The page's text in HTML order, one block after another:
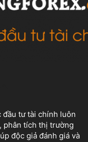
tư tài chính luôn
phân tích thị trường
độc giả đánh giá và